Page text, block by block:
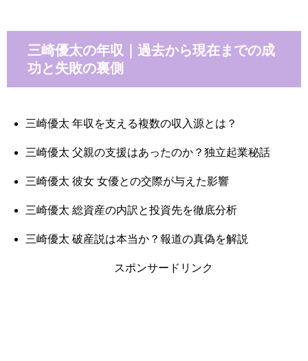
三崎優太の年収｜過去から現在までの成
功と失敗の裏側
三崎優太 年収を支える複数の収入源とは？
三崎優太 父親の支援はあったのか？独立起業秘話
三崎優太 彼女 女優との交際が与えた影響
三崎優太 総資産の内訳と投資先を徹底分析
三崎優太 破産説は本当か？報道の真偽を解説
スポンサードリンク